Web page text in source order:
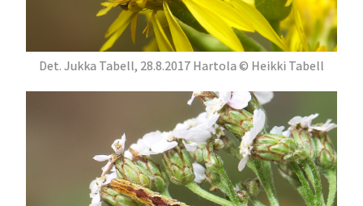
Det. Jukka Tabell, 28.8.2017 Hartola © Heikki Tabell